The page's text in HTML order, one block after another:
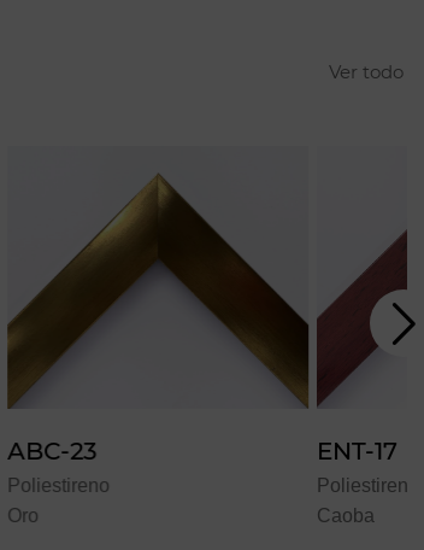
Ver todo
Poliestireno